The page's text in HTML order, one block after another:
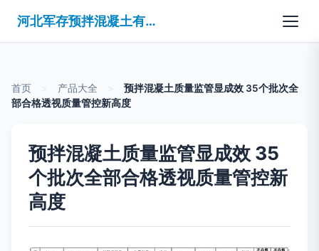
河北军存预拌混凝土有限公司
首页 产品大全
预拌混凝土质量监管显成效 35个批次全
部合格透视质量管控新高度
预拌混凝土质量监管显成效 35
个批次全部合格透视质量管控新
高度